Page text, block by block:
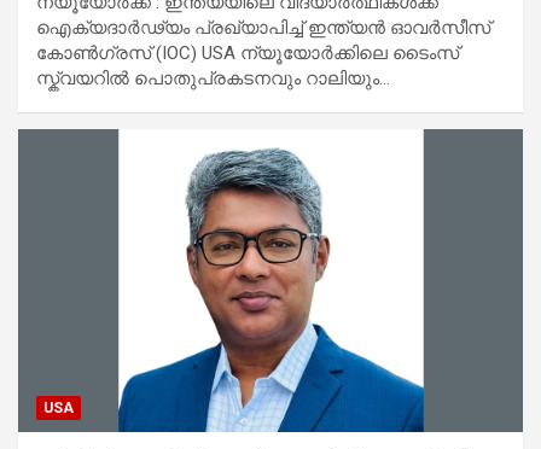
ഐക്യദാർഢ്യം പ്രഖ്യാപിച്ച് ഇന്ത്യൻ ഓവർസീസ്
കോൺഗ്രസ് (IOC) USA ന്യൂയോർക്കിലെ ടൈംസ്
സ്ക്വയറിൽ പൊതുപ്രകടനവും റാലിയും…
USA